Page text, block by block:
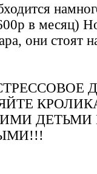
в месяц)
они стоят
ДЕТЬМИ